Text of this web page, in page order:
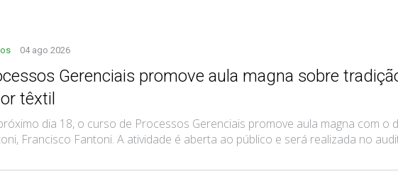
04 ago 2026
Gerenciais promove aula magna sobre
têxtil
dia 18, o curso de Processos Gerenciais promove aula magna com o
Francisco Fantoni. A atividade é aberta ao público e será realizada no